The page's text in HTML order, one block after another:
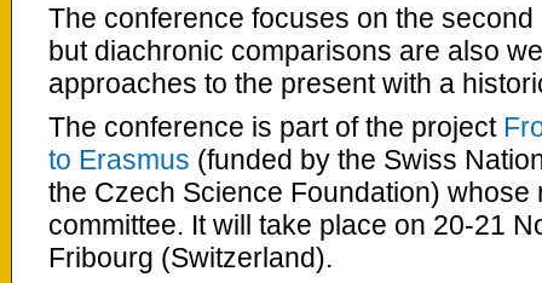
The conference focuses on the
but diachronic comparisons are also
approaches to the present with a
The conference is part of the project
to Erasmus (funded by the Swiss
the Czech Science Foundation) whose
committee. It will take place on 20-21
Fribourg (Switzerland).